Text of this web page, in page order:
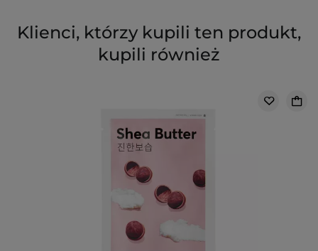
Klienci, którzy kupili ten produkt,
kupili również